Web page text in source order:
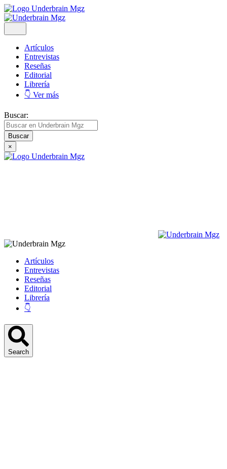
Artículos
Entrevistas
Reseñas
Editorial
Librería
👇 Ver más
Buscar:
×
Artículos
Entrevistas
Reseñas
Editorial
Librería
👇
Search